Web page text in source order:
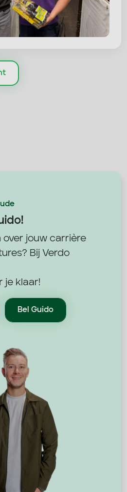
over jouw carrière
Bij Verdo
je klaar!
Bel Guido